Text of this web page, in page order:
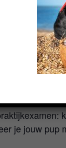
hoe een
te
volhoudt om
je jouw pup